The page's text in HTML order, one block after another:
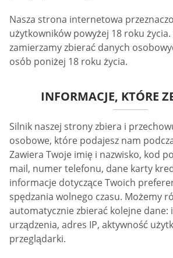
Nasza strona internetowa
użytkowników powyżej 18 roku
zamierzamy zbierać danych
osób poniżej 18 roku życia.
INFORMACJE, KTÓRE
Silnik naszej strony zbiera i
osobowe, które podajesz nam
Zawiera Twoje imię i nazwisko, kod
mail, numer telefonu, dane karty
informacje dotyczące Twoich
spędzania wolnego czasu. Możemy
automatycznie zbierać kolejne
urządzenia, adres IP, aktywność
przeglądarki.